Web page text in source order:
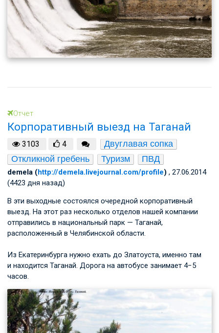
Отчет
Корпоративный выезд на Таганай
3103 4
Двуглавая сопка
Откликной гребень
Туризм ПВД
demela (http://demela.livejournal.com/profile) , 27.06.2014
(4423 дня назад)
В эти выходные состоялся очередной корпоративный
выезд. На этот раз несколько отделов нашей компании
отправились в национальный парк — Таганай,
расположенный в Челябинской области.
Из Екатеринбурга нужно ехать до Златоуста, именно там
и находится Таганай. Дорога на автобусе занимает 4−5
часов.